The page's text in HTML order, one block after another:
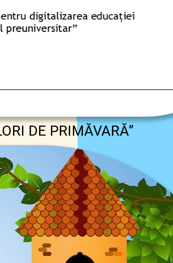
DE PRIMĂVARĂ”